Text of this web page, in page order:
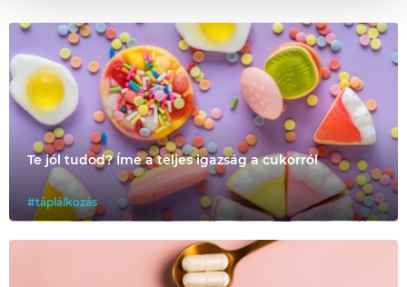
Te jól tudod? Íme a teljes igazság a cukorról
#táplálkozás